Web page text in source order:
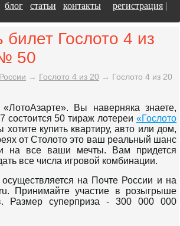
блог статьи контакты регистрация |
билет Гослото 4 из
50
→ Гослото 4 из 20 → Гослото 4 из 20
Вы наверняка знаете,
состоится 50 тираж лотереи «Гослото
хотите купить квартиру, авто или дом,
от Столото это ваш реальный шанс
на все ваши мечты. Вам придется
все числа игровой комбинации.
осуществляется на Почте России и на
Принимайте участие в розыгрыше
Размер суперприза - 300 000 000